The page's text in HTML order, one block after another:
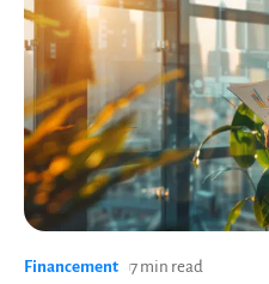
Financement 7 min read